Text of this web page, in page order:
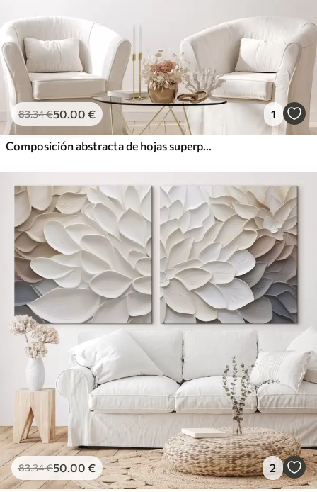
83.34€50.00 € 1
Composición abstracta de hojas superpuestas, formas curvas en negro, blanco y beige, arte texturizado
83.34€50.00 € 2